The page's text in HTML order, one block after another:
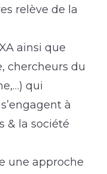
relève de la
ainsi que
chercheurs du
qui
à
& la société
une approche